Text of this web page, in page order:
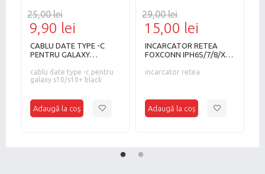
25,00 lei
9,90 lei
CABLU DATE TYPE -C
PENTRU GALAXY
cablu date type -c pentru
galaxy s10/s10+ black
29,00 lei
15,00 lei
INCARCATOR RETEA
FOXCONN IPH6S/7/8/X
incarcator retea